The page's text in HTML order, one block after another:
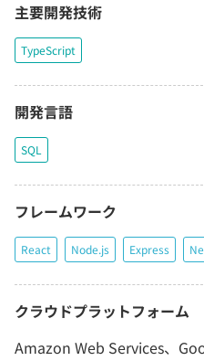
主要開発技術
TypeScript
開発言語
SQL
フレームワーク
React Node.js Express
クラウドプラットフォーム
Amazon Web Services、